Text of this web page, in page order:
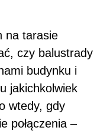
na tarasie
czy balustrady
budynku i
jakichkolwiek
wtedy, gdy
połączenia –